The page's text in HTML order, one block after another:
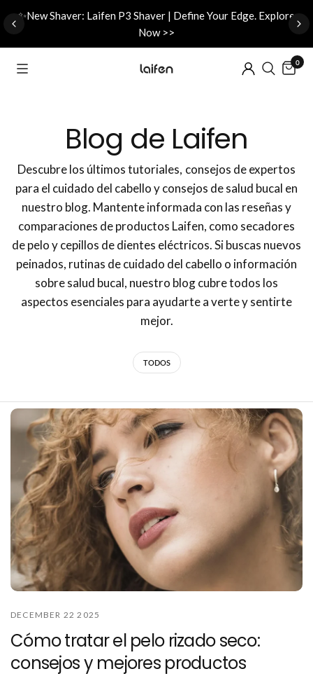
✨New Shaver: Laifen P3 Shaver | Define Your Edge. Explore
Now >>
0
Blog de Laifen
Descubre los últimos tutoriales, consejos de expertos
para el cuidado del cabello y consejos de salud bucal en
nuestro blog. Mantente informada con las reseñas y
comparaciones de productos Laifen, como secadores
de pelo y cepillos de dientes eléctricos. Si buscas nuevos
peinados, rutinas de cuidado del cabello o información
sobre salud bucal, nuestro blog cubre todos los
aspectos esenciales para ayudarte a verte y sentirte
mejor.
TODOS
DECEMBER 22 2025
Cómo tratar el pelo rizado seco:
consejos y mejores productos